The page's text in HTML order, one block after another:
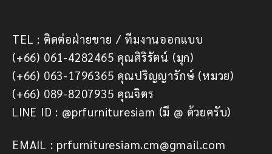
TEL : ติดต่อฝ่ายขาย / ทีมงานออกแบบ
(+66) 061-4282465 คุณศิริรัตน์ (มุก)
(+66) 063-1796365 คุณปริญญารักษ์ (หมวย)
(+66) 089-8207935 คุณจิตร
LINE ID : @prfurnituresiam (มี @ ด้วยครับ)
EMAIL : prfurnituresiam.cm@gmail.com